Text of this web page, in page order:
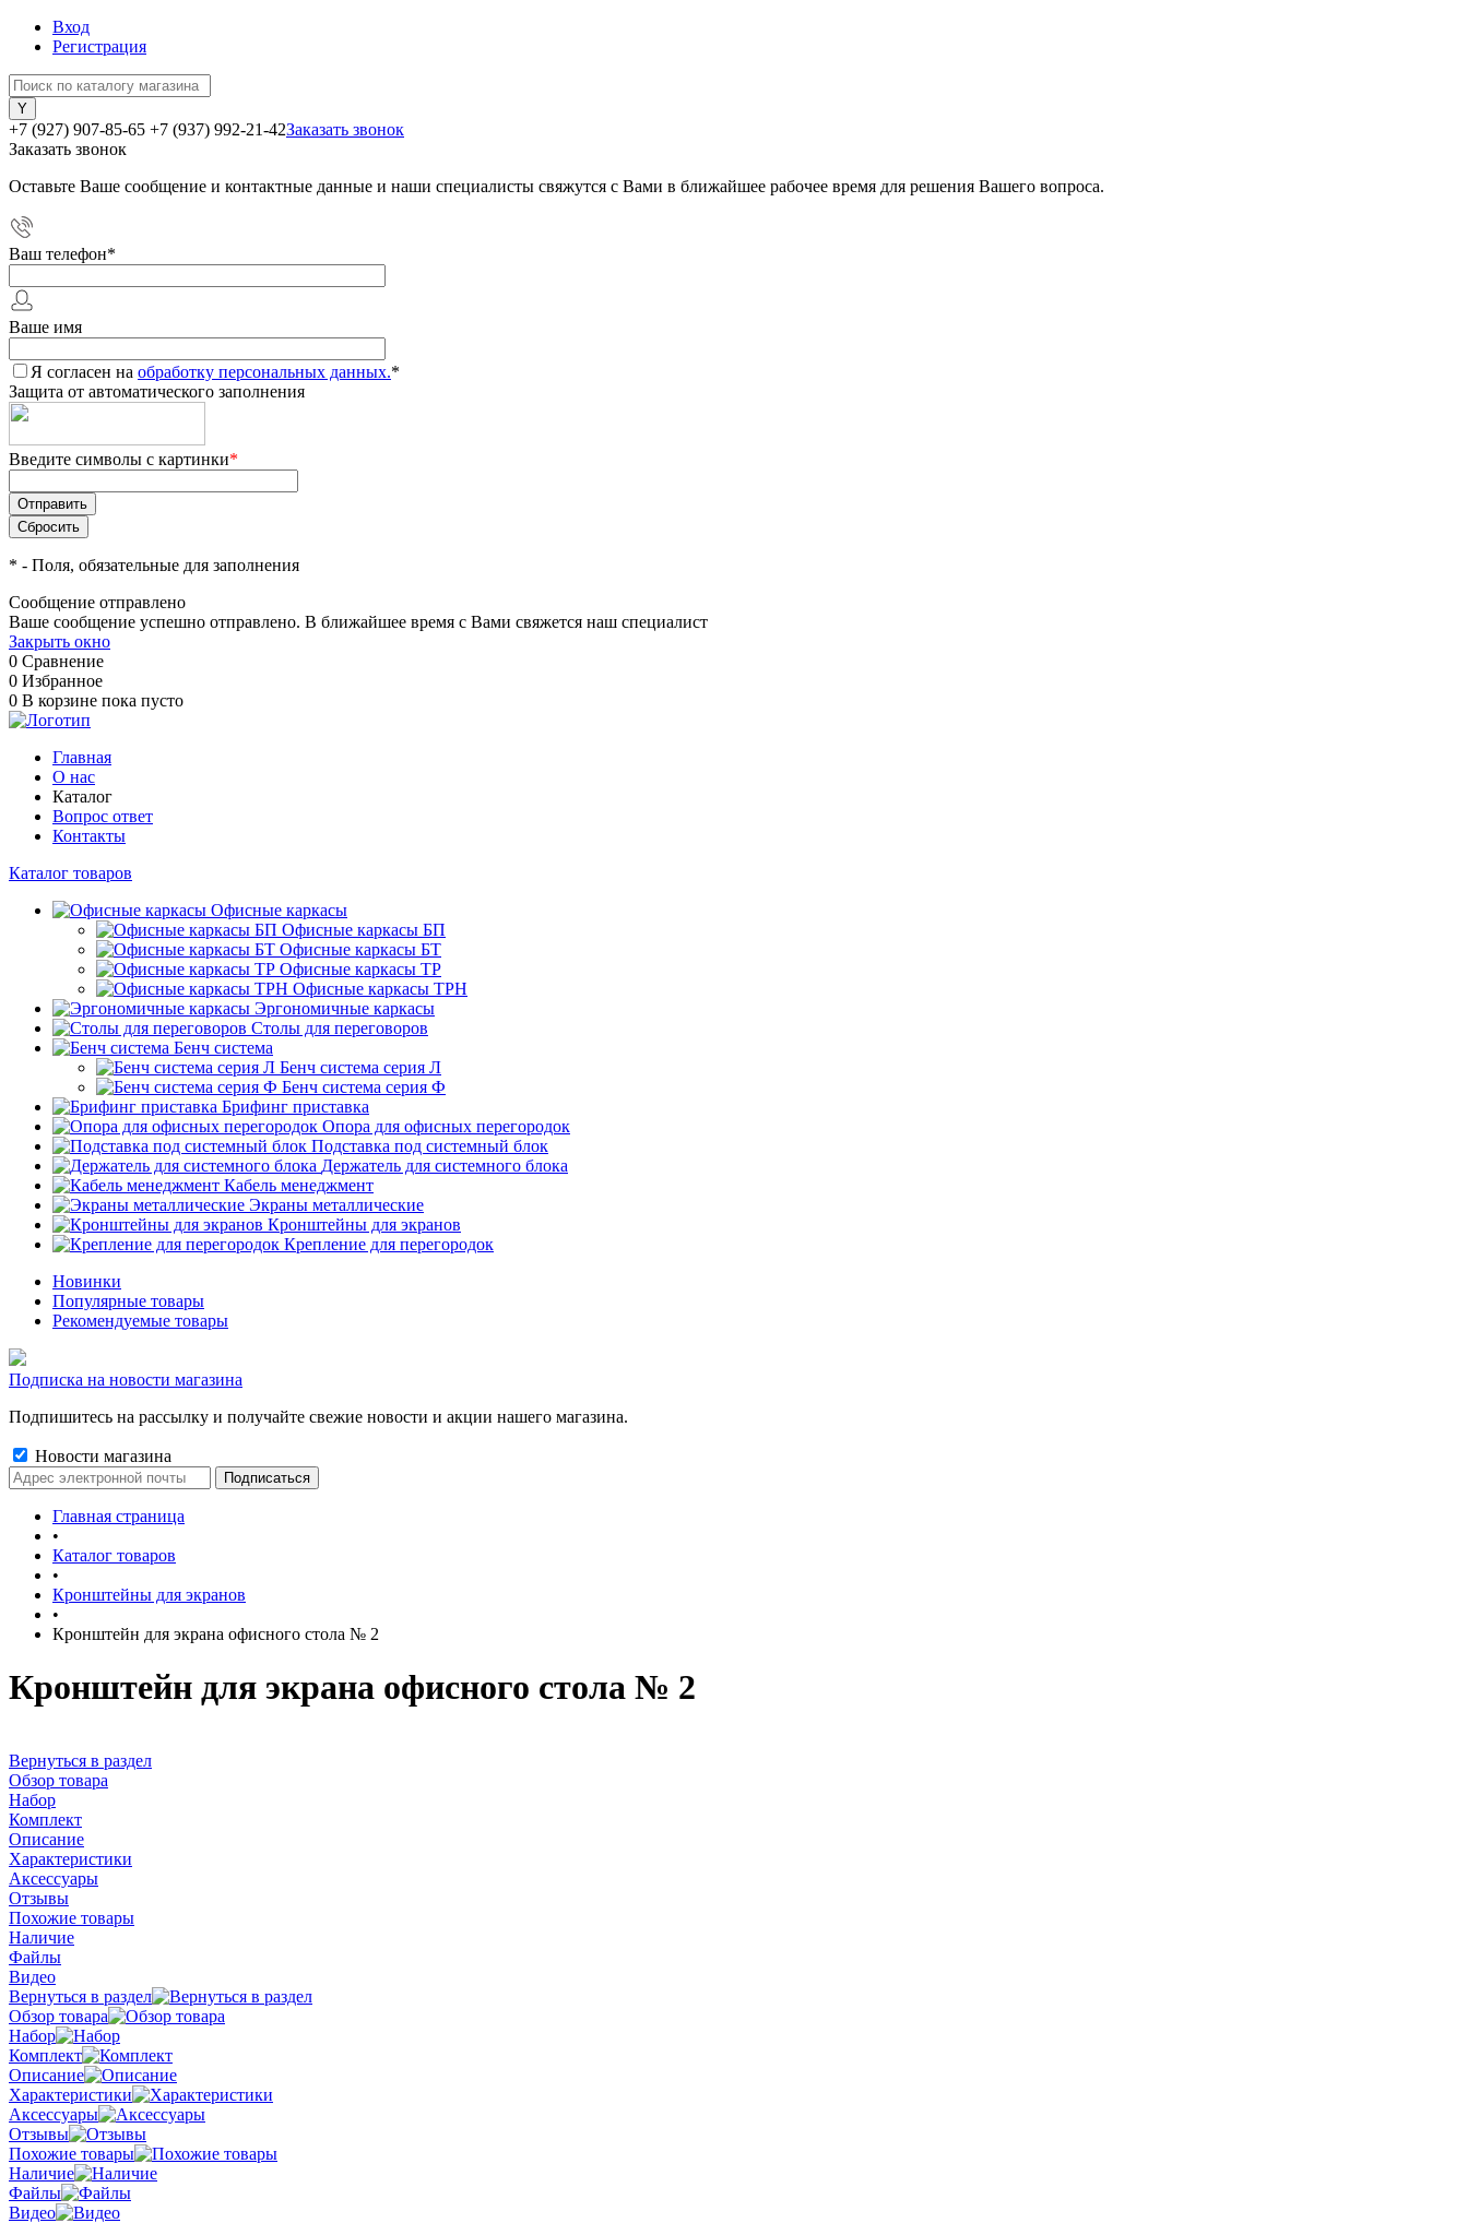
Вход
Регистрация
+7 (927) 907-85-65 +7 (937) 992-21-42Заказать звонок
Заказать звонок
Оставьте Ваше сообщение и контактные данные и наши специалисты свяжутся с Вами в ближайшее рабочее время для решения Вашего вопроса.
Ваш телефон*
Ваше имя
Я согласен на обработку персональных данных.*
Защита от автоматического заполнения
Введите символы с картинки*
* - Поля, обязательные для заполнения
Сообщение отправлено
Ваше сообщение успешно отправлено. В ближайшее время с Вами свяжется наш специалист
Закрыть окно
0 Сравнение
0 Избранное
0 В корзине пока пусто
Главная
О нас
Каталог
Вопрос ответ
Контакты
Каталог товаров
Офисные каркасы
Офисные каркасы БП
Офисные каркасы БТ
Офисные каркасы ТР
Офисные каркасы ТРН
Эргономичные каркасы
Столы для переговоров
Бенч система
Бенч система серия Л
Бенч система серия Ф
Брифинг приставка
Опора для офисных перегородок
Подставка под системный блок
Держатель для системного блока
Кабель менеджмент
Экраны металлические
Кронштейны для экранов
Крепление для перегородок
Новинки
Популярные товары
Рекомендуемые товары
Подписка на новости магазина
Подпишитесь на рассылку и получайте свежие новости и акции нашего магазина.
Новости магазина
Главная страница
•
Каталог товаров
•
Кронштейны для экранов
•
Кронштейн для экрана офисного стола № 2
Кронштейн для экрана офисного стола № 2
Вернуться в раздел
Обзор товара
Набор
Комплект
Описание
Характеристики
Аксессуары
Отзывы
Похожие товары
Наличие
Файлы
Видео
Вернуться в раздел
Обзор товара
Набор
Комплект
Описание
Характеристики
Аксессуары
Отзывы
Похожие товары
Наличие
Файлы
Видео